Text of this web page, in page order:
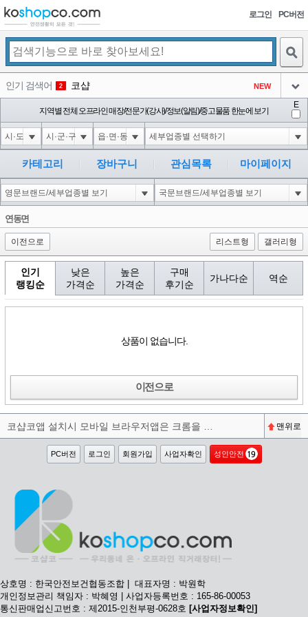
로그인 PC버전
인기 검색어 2 코샵 NEW
3 익스
아이콘
4 미끄럼방지
아이콘
5 대성설렁탕
아이콘
-16
6 1-1 waitfor delay '0:0:15' --
아이콘
-1
1
지역별 전체 오프라인 매장/전문가(강사)/정보(알림)/중고물품 한눈에 보기
E
카테고리 장바구니 관심목록 마이페이지
연동면
이전으로 리스트형 갤러리형
인기
랭킹순
낮은
가격순
높은
가격순
구매
후기순
가나다순 역순
상품이 없습니다.
이전으로
맨위로
PC버전 로그인 회원가입 사업자확인 성인안전
상호명 : 한국안전보건협동조합 | 대표자명 : 박원학
개인정보관리 책임자 : 박혜영 | 사업자등록번호 : 165-86-00053
통신판매업신고번호 : 제2015-인천부평-0628호 [사업자정보확인]